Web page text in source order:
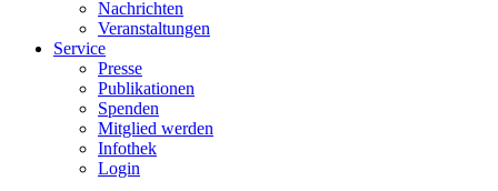
Nachrichten
Veranstaltungen
Service
Presse
Publikationen
Spenden
Mitglied werden
Infothek
Login